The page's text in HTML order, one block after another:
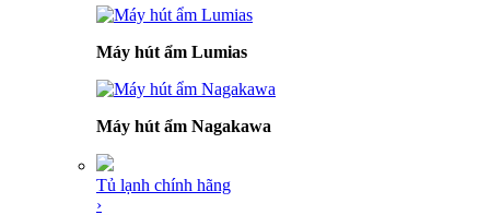
Máy hút ẩm Lumias
Máy hút ẩm Nagakawa
Tủ lạnh chính hãng
›